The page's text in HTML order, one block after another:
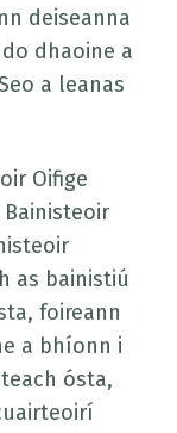
deiseanna
dhaoine a
a leanas
Oifige
as bainistiú
foireann
a bhíonn i
ósta,